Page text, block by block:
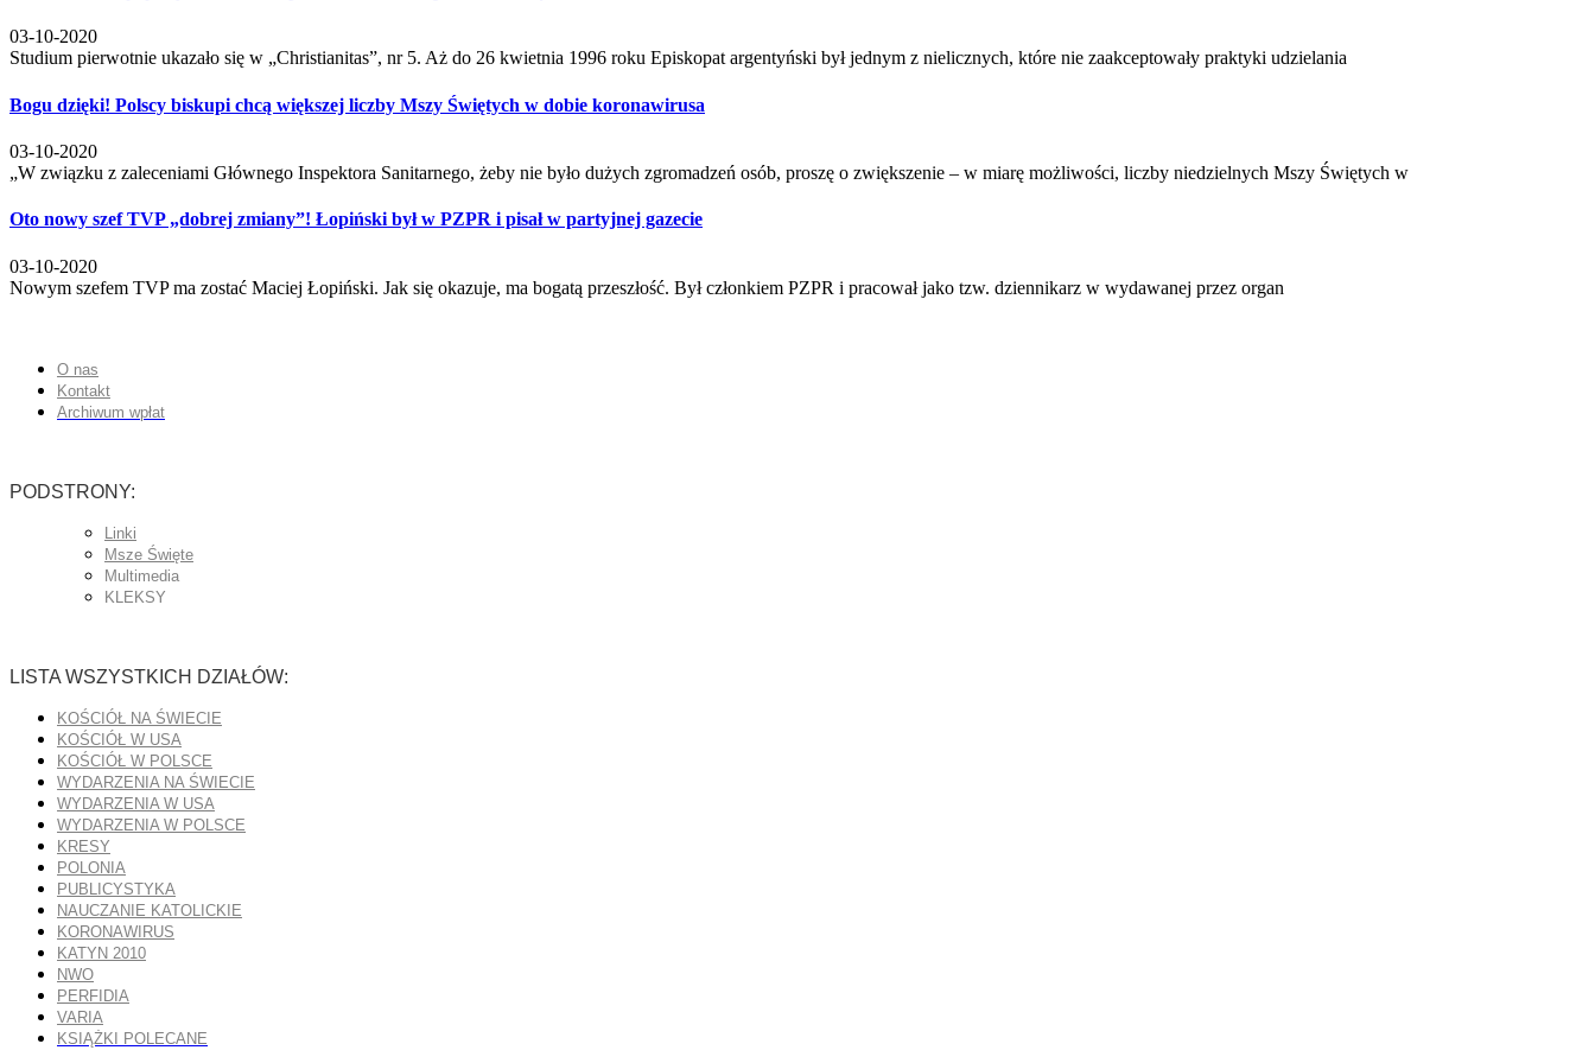
03-10-2020
Studium pierwotnie ukazało się w „Christianitas”, nr 5. Aż do 26 kwietnia 1996 roku Episkopat argentyński był jednym z nielicznych, które nie zaakceptowały praktyki udzielania
Bogu dzięki! Polscy biskupi chcą większej liczby Mszy Świętych w dobie koronawirusa
03-10-2020
„W związku z zaleceniami Głównego Inspektora Sanitarnego, żeby nie było dużych zgromadzeń osób, proszę o zwiększenie – w miarę możliwości, liczby niedzielnych Mszy Świętych w
Oto nowy szef TVP „dobrej zmiany”! Łopiński był w PZPR i pisał w partyjnej gazecie
03-10-2020
Nowym szefem TVP ma zostać Maciej Łopiński. Jak się okazuje, ma bogatą przeszłość. Był członkiem PZPR i pracował jako tzw. dziennikarz w wydawanej przez organ
O nas
Kontakt
Archiwum wpłat
PODSTRONY:
Linki
Msze Święte
Multimedia
KLEKSY
LISTA WSZYSTKICH DZIAŁÓW:
KOŚCIÓŁ NA ŚWIECIE
KOŚCIÓŁ W USA
KOŚCIÓŁ W POLSCE
WYDARZENIA NA ŚWIECIE
WYDARZENIA W USA
WYDARZENIA W POLSCE
KRESY
POLONIA
PUBLICYSTYKA
NAUCZANIE KATOLICKIE
KORONAWIRUS
KATYN 2010
NWO
PERFIDIA
VARIA
KSIĄŻKI POLECANE